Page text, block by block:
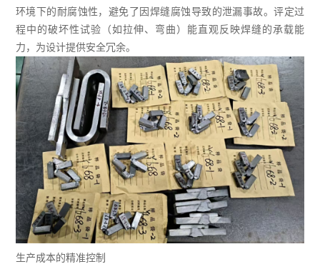
环境下的耐腐蚀性，避免了因焊缝腐蚀导致的泄漏事故。评定过
程中的破坏性试验（如拉伸、弯曲）能直观反映焊缝的承载能
力，为设计提供安全冗余。
生产成本的精准控制